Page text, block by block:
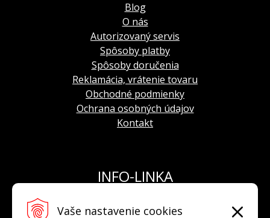
Vaše nastavenie cookies
Blog
O nás
Autorizovaný servis
Spôsoby platby
Spôsoby doručenia
Reklamácia, vrátenie tovaru
Obchodné podmienky
Ochrana osobných údajov
Kontakt
INFO-LINKA
E-mail:info@hodinkyvostok.sk